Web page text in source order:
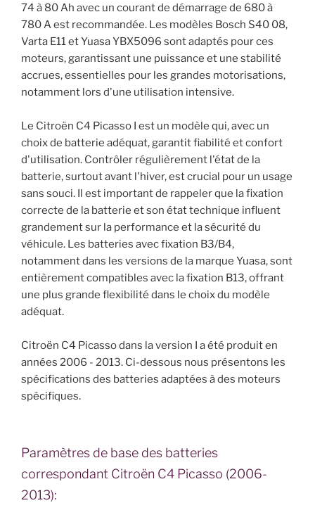
74 à 80 Ah avec un courant de démarrage de 680 à
780 A est recommandée. Les modèles Bosch S40 08,
Varta E11 et Yuasa YBX5096 sont adaptés pour ces
moteurs, garantissant une puissance et une stabilité
accrues, essentielles pour les grandes motorisations,
notamment lors d'une utilisation intensive.
Le Citroën C4 Picasso I est un modèle qui, avec un
choix de batterie adéquat, garantit fiabilité et confort
d'utilisation. Contrôler régulièrement l'état de la
batterie, surtout avant l'hiver, est crucial pour un usage
sans souci. Il est important de rappeler que la fixation
correcte de la batterie et son état technique influent
grandement sur la performance et la sécurité du
véhicule. Les batteries avec fixation B3/B4,
notamment dans les versions de la marque Yuasa, sont
entièrement compatibles avec la fixation B13, offrant
une plus grande flexibilité dans le choix du modèle
adéquat.
Citroën C4 Picasso dans la version I a été produit en
années 2006 - 2013. Ci-dessous nous présentons les
spécifications des batteries adaptées à des moteurs
spécifiques.
Paramètres de base des batteries
correspondant Citroën C4 Picasso (2006-
2013):